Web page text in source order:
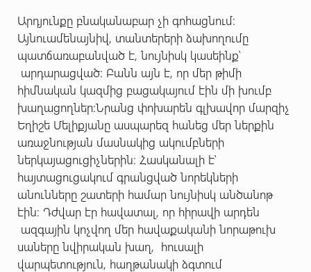
Արդյունքը բնականաբար չի գոհացնում:
Այնուամենայնիվ, տանտերերի ձախողումը
պատճառաբանված է, նույնիսկ կասեինք՝
արդարացված: Բանն այն է, որ մեր թիմի
հիմնական կազմից բացակայում էին մի խումբ
խաղացողներ:Նրանց փոխարեն գլխավոր մարզիչ
Եղիշե Մելիքյանը ասպարեզ հանեց մեր ներքին
առաջնության մասնակից ակումբների
ներկայացուցիչներին: Հասկանալի է՝
հայտացուցակում գրանցված նորեկների
անունները շատերի համար նույնիսկ անծանոթ
էին: Դժվար էր հավատալ, որ հիրավի արդեն
ազգային կոչվող մեր հավաքականի նորաթուխ
սաները նվիրական խաղ, հուսալի
վարպետություն, հաղթանակի ձգտում